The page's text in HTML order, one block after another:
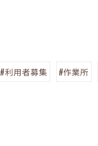
#利用者募集 #作業所